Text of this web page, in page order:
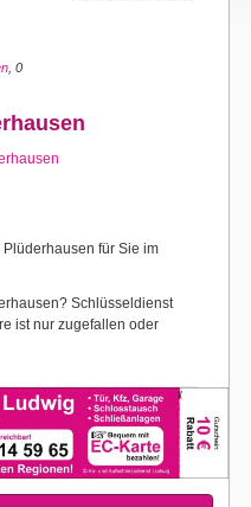
, 0
für Sie im
Schlüsseldienst
ist nur zugefallen oder